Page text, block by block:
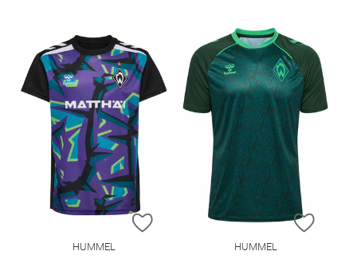
ZUR WUNSCHLISTE HINZUFÜGEN
HUMMEL
ZUR
HUMMEL